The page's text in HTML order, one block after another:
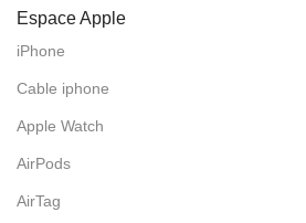
Espace Apple
iPhone
Cable iphone
Apple Watch
AirPods
AirTag